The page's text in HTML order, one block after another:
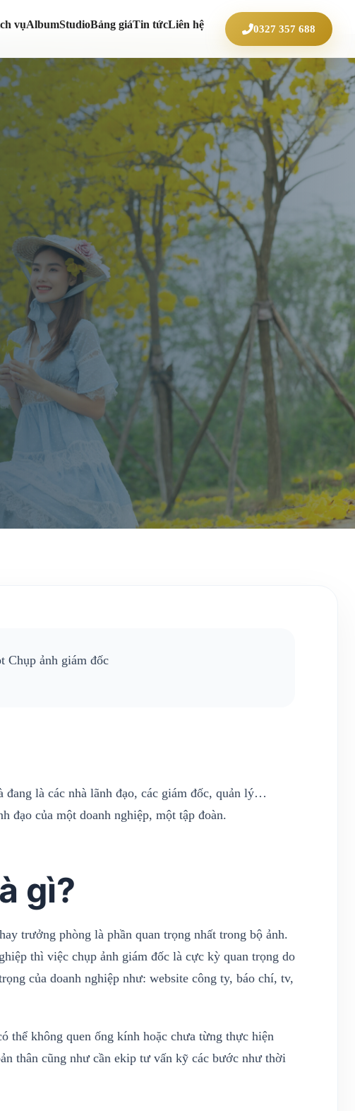
vụAlbumStudioBảng giáTin tứcLiên hệ 0327 357 688
Chụp ảnh giám đốc
là các nhà lãnh đạo, các giám đốc, quản lý…
đạo của một doanh nghiệp, một tập đoàn.
gì?
trưởng phòng là phần quan trọng nhất trong bộ ảnh.
thì việc chụp ảnh giám đốc là cực kỳ quan trọng do
của doanh nghiệp như: website công ty, báo chí, tv,
thể không quen ống kính hoặc chưa từng thực hiện
thân cũng như cần ekip tư vấn kỹ các bước như thời